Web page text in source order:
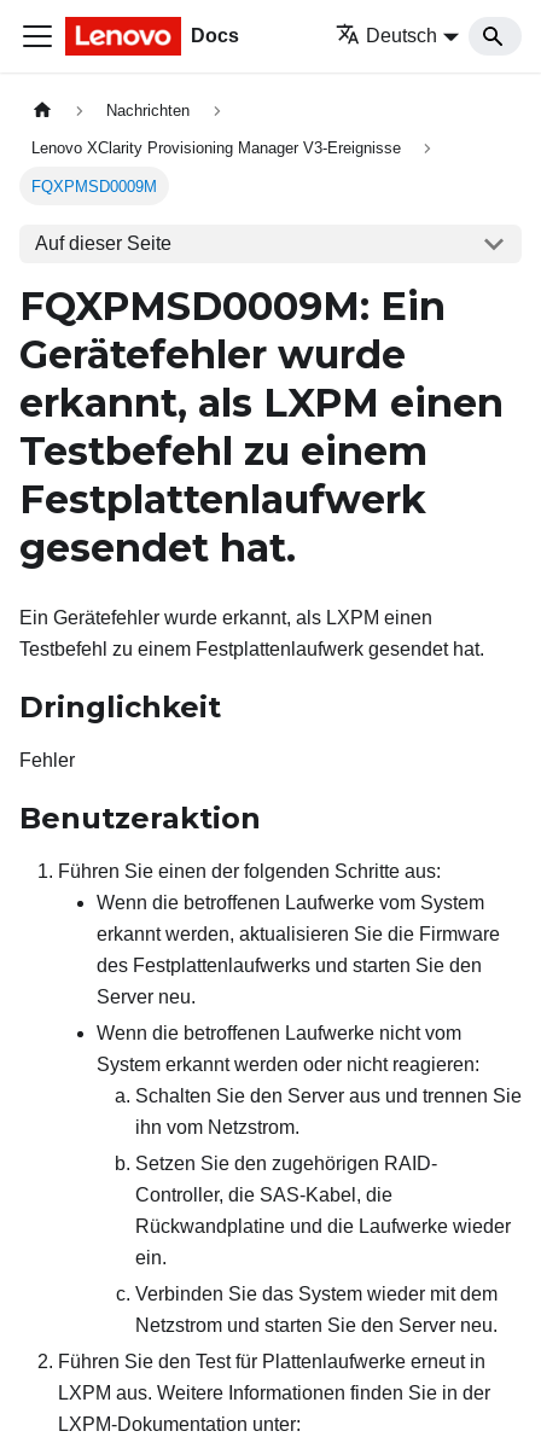
Docs Deutsch
Nachrichten
Lenovo XClarity Provisioning Manager V3-Ereignisse
FQXPMSD0009M
Auf dieser Seite
FQXPMSD0009M: Ein
Gerätefehler wurde
erkannt, als LXPM einen
Testbefehl zu einem
Festplattenlaufwerk
gesendet hat.
Ein Gerätefehler wurde erkannt, als LXPM einen
Testbefehl zu einem Festplattenlaufwerk gesendet hat.
Dringlichkeit
Fehler
Benutzeraktion
Führen Sie einen der folgenden Schritte aus:
Wenn die betroffenen Laufwerke vom System
erkannt werden, aktualisieren Sie die Firmware
des Festplattenlaufwerks und starten Sie den
Server neu.
Wenn die betroffenen Laufwerke nicht vom
System erkannt werden oder nicht reagieren:
Schalten Sie den Server aus und trennen Sie
ihn vom Netzstrom.
Setzen Sie den zugehörigen RAID-
Controller, die SAS-Kabel, die
Rückwandplatine und die Laufwerke wieder
ein.
Verbinden Sie das System wieder mit dem
Netzstrom und starten Sie den Server neu.
Führen Sie den Test für Plattenlaufwerke erneut in
LXPM aus. Weitere Informationen finden Sie in der
LXPM-Dokumentation unter: